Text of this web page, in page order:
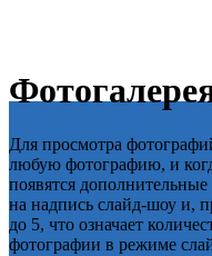
Для просмотра
любую фотографию, и
появятся
на надпись слайд-шоу и,
до 5, что означает
фотографии в режиме